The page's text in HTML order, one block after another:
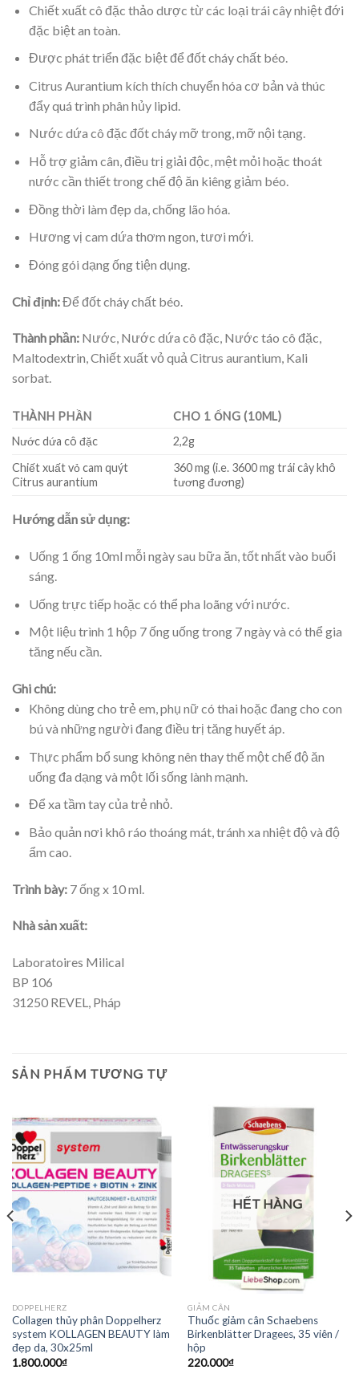
Chiết xuất cô đặc thảo dược từ các loại trái cây nhiệt đới
đặc biệt an toàn.
Được phát triển đặc biệt để đốt cháy chất béo.
Citrus Aurantium kích thích chuyển hóa cơ bản và thúc
đẩy quá trình phân hủy lipid.
Nước dứa cô đặc đốt cháy mỡ trong, mỡ nội tạng.
Hỗ trợ giảm cân, điều trị giải độc, mệt mỏi hoặc thoát
nước cần thiết trong chế độ ăn kiêng giảm béo.
Đồng thời làm đẹp da, chống lão hóa.
Hương vị cam dứa thơm ngon, tươi mới.
Đóng gói dạng ống tiện dụng.
Chỉ định:Để đốt cháy chất béo.
Thành phần: Nước, Nước dứa cô đặc, Nước táo cô đặc,
Maltodextrin, Chiết xuất vỏ quả Citrus aurantium, Kali
sorbat.
THÀNH PHẦN
CHO 1 ỐNG (10ML)
Nước dứa cô đặc
2,2g
Chiết xuất vỏ cam quýt
Citrus aurantium
360 mg (i.e. 3600 mg trái cây khô
tương đương)
Hướng dẫn sử dụng:
Uống 1 ống 10ml mỗi ngày sau bữa ăn, tốt nhất vào buổi
sáng.
Uống trực tiếp hoặc có thể pha loãng với nước.
Một liệu trình 1 hộp 7 ống uống trong 7 ngày và có thể gia
tăng nếu cần.
Ghi chú:
Không dùng cho trẻ em, phụ nữ có thai hoặc đang cho con
bú và những người đang điều trị tăng huyết áp.
Thực phẩm bổ sung không nên thay thế một chế độ ăn
uống đa dạng và một lối sống lành mạnh.
Để xa tầm tay của trẻ nhỏ.
Bảo quản nơi khô ráo thoáng mát, tránh xa nhiệt độ và độ
ẩm cao.
Trình bày: 7 ống x 10 ml.
Nhà sản xuất:
Laboratoires Milical
BP 106
31250 REVEL, Pháp
SẢN PHẨM TƯƠNG TỰ
DOPPELHERZ
Collagen thủy phân Doppelherz
system KOLLAGEN BEAUTY làm
đẹp da, 30x25ml
1.800.000₫
HẾT HÀNG
GIẢM CÂN
Thuốc giảm cân Schaebens
Birkenblätter Dragees, 35 viên /
hộp
220.000₫